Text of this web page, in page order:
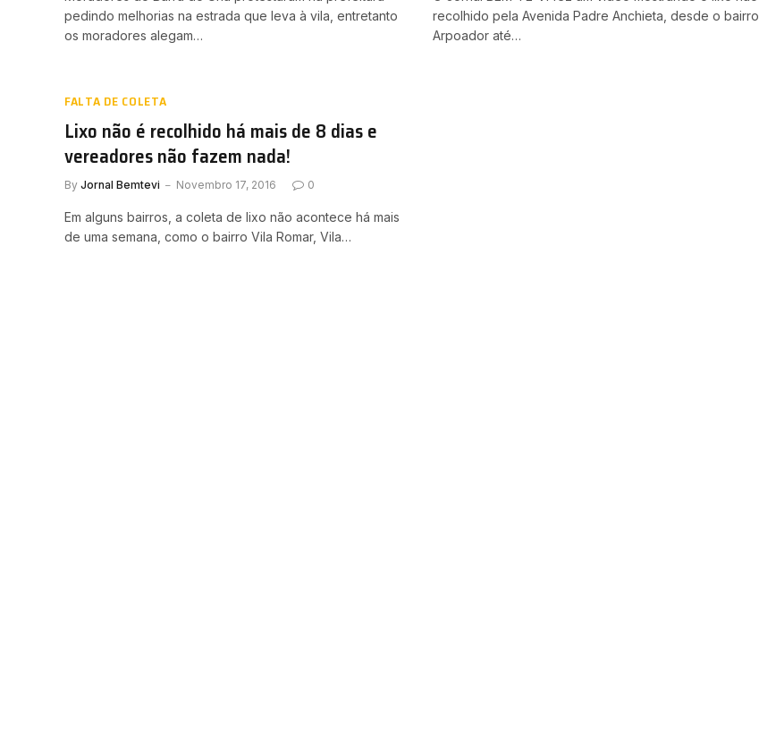
pedindo melhorias na estrada que leva à vila, entretanto
os moradores alegam…
recolhido pela Avenida Padre Anchieta, desde o bairro
Arpoador até…
FALTA DE COLETA
Lixo não é recolhido há mais de 8 dias e
vereadores não fazem nada!
By Jornal Bemtevi Novembro 17, 2016 0
Em alguns bairros, a coleta de lixo não acontece há mais
de uma semana, como o bairro Vila Romar, Vila…